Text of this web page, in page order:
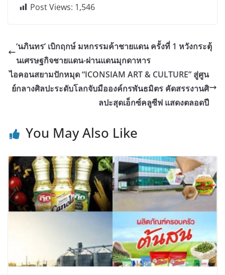
Post Views: 1,546
‘นภินทร’ เบิกฤกษ์ มหกรรมค้าชายแดน ครั้งที่ 1 หวังกระตุ้
นเศรษฐกิจชายแดน-ผ่านแดนมุกดาหาร
ไอคอนสยามปักหมุด “ICONSIAM ART & CULTURE” สู่ศูน
ย์กลางศิลปะระดับโลกจับมือองค์กรพันธมิตร คัดสรรงานศิ
ลปะสุดเอ็กซ์คลูซีฟ แสดงตลอดปี
You May Also Like